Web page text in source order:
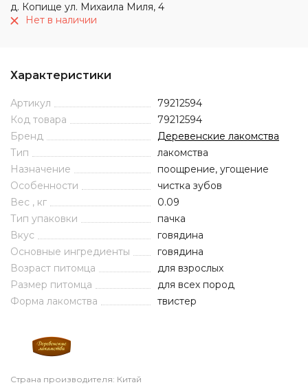
д. Копище ул. Михаила Миля, 4
Нет в наличии
Характеристики
Артикул
79212594
Код товара
79212594
Бренд
Деревенские лакомства
Тип
лакомства
Назначение
поощрение, угощение
Особенности
чистка зубов
Вес , кг
0.09
Тип упаковки
пачка
Вкус
говядина
Основные ингредиенты
говядина
Возраст питомца
для взрослых
Размер питомца
для всех пород
Форма лакомства
твистер
Страна производителя: Китай